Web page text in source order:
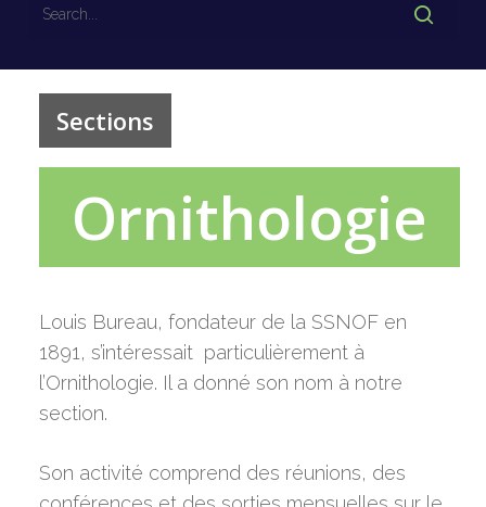
Sections
Ornithologie
Louis Bureau, fondateur de la SSNOF en
1891, s’intéressait particulièrement à
l’Ornithologie. Il a donné son nom à notre
section.
Son activité comprend des réunions, des